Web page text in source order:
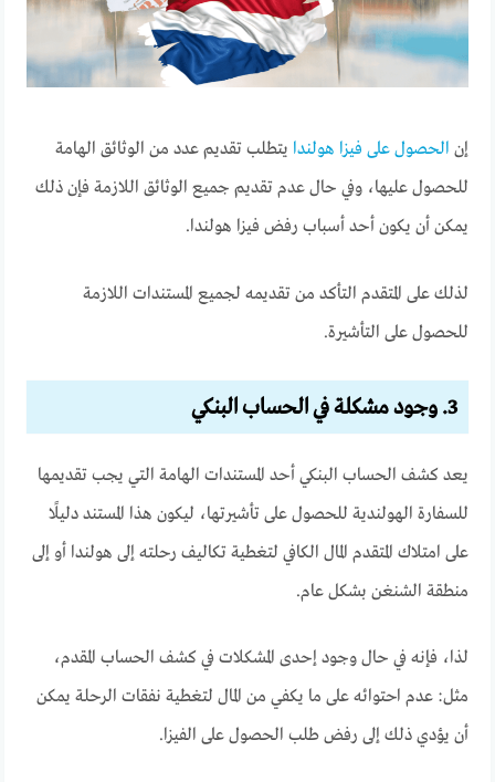
إن الحصول على فيزا هولندا يتطلب تقديم عدد من الوثائق الهامة
للحصول عليها، وفي حال عدم تقديم جميع الوثائق اللازمة فإن ذلك
يمكن أن يكون أحد أسباب رفض فيزا هولندا.
لذلك على المتقدم التأكد من تقديمه لجميع المستندات اللازمة
للحصول على التأشيرة.
3. وجود مشكلة في الحساب البنكي
يعد كشف الحساب البنكي أحد المستندات الهامة التي يجب تقديمها
للسفارة الهولندية للحصول على تأشيرتها، ليكون هذا المستند دليلًا
على امتلاك المتقدم المال الكافي لتغطية تكاليف رحلته إلى هولندا أو إلى
منطقة الشنغن بشكل عام.
لذا، فإنه في حال وجود إحدى المشكلات في كشف الحساب المقدم،
مثل: عدم احتوائه على ما يكفي من المال لتغطية نفقات الرحلة يمكن
أن يؤدي ذلك إلى رفض طلب الحصول على الفيزا.